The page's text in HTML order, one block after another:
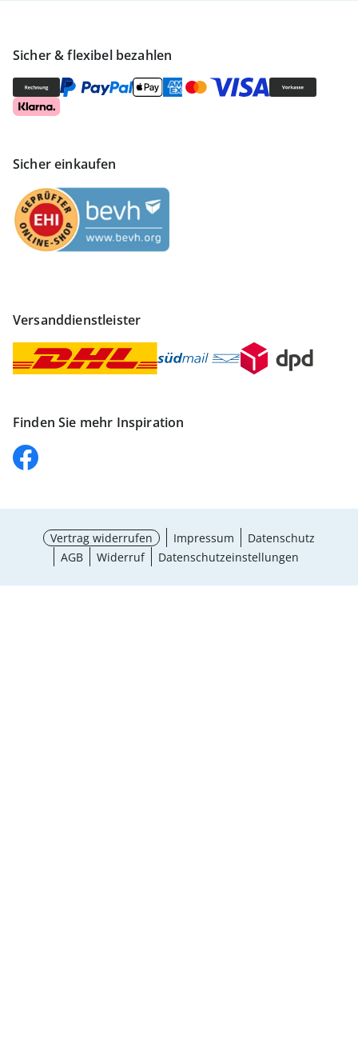
Sicher & flexibel bezahlen
Sicher einkaufen
Versanddienstleister
Finden Sie mehr Inspiration
Vertrag widerrufen Impressum
Datenschutz
AGB
Widerruf Datenschutzeinstellungen